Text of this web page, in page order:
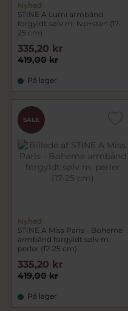
Nyhed
STINE A Lumi armbånd
forgyldt sølv m. fvp+sten (17-
25 cm)
419,00 kr
335,20 kr
På lager
SALE
Nyhed
STINE A Miss Paris - Boheme
armbånd forgyldt sølv m.
perler (17-25 cm)
419,00 kr
335,20 kr
På lager